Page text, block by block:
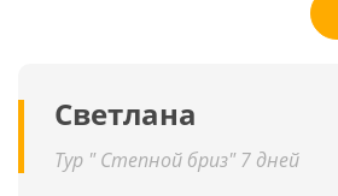
Светлана
Тур " Степной бриз" 7 дней